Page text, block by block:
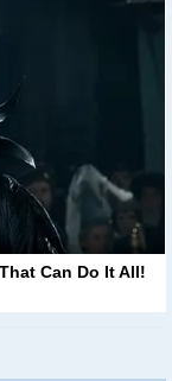
Can Do It All!